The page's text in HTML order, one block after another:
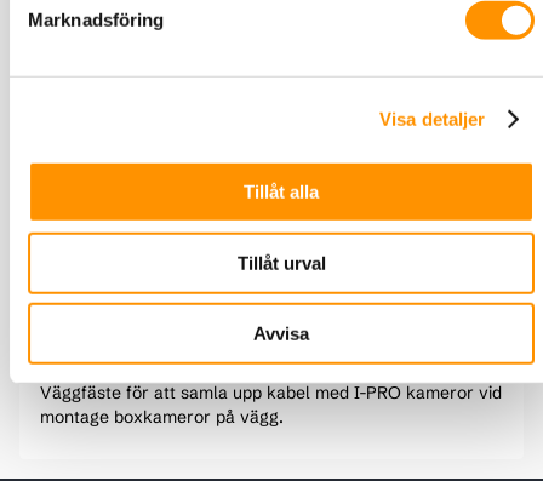
Marknadsföring
Visa detaljer
Tillåt alla
Tillåt urval
Avvisa
Väggfäste för att samla upp kabel med I-PRO kameror vid
montage boxkameror på vägg.